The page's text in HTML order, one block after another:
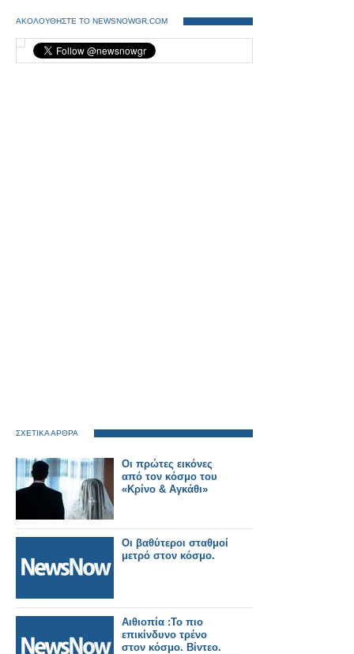
ΑΚΟΛΟΥΘΗΣΤΕ ΤΟ NEWSNOWGR.COM
ΣΧΕΤΙΚΑ ΑΡΘΡΑ
Οι πρώτες εικόνες
από τον κόσμο του
«Κρίνο & Αγκάθι»
Οι βαθύτεροι σταθμοί
μετρό στον κόσμο.
Αιθιοπία :Το πιο
επικίνδυνο τρένο
στον κόσμο. Βίντεο.